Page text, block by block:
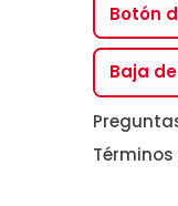
Botón
Baja